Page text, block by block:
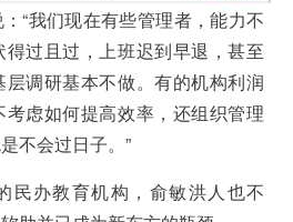
“我们现在有些管理者，能力不
过且过，上班迟到早退，甚至
调研基本不做。有的机构利润
虑如何提高效率，还组织管理
不会过日子。”
民办教育机构，俞敏洪人也不